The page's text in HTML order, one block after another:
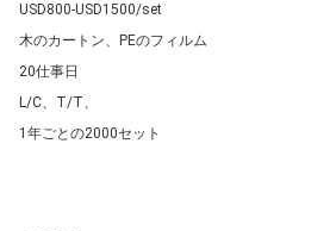
USD800-USD1500/set
木のカートン、PEのフィルム
20仕事日
L/C、T/T、
1年ごとの2000セット